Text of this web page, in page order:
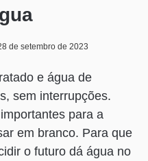
de setembro de 2023
e água de
sem interrupções.
para a
em branco. Para que
o futuro dá água no